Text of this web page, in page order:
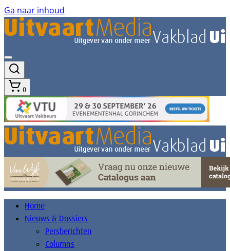
Ga naar inhoud
0
Home
Nieuws & Dossiers
Persberichten
Columns